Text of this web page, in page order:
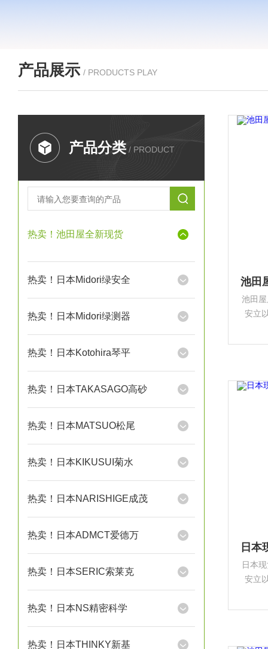
产品展示 / PRODUCTS PLAY
产品分类 / PRODUCT
热卖！池田屋全新现货
热卖！日本Midori绿安全
热卖！日本Midori绿测器
热卖！日本Kotohira琴平
热卖！日本TAKASAGO高砂
热卖！日本MATSUO松尾
热卖！日本KIKUSUI菊水
热卖！日本NARISHIGE成茂
热卖！日本ADMCT爱德万
热卖！日本SERIC索莱克
热卖！日本NS精密科学
热卖！日本THINKY新基
池田
安立
日本
安立